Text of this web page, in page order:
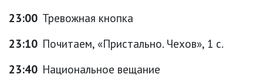
23:00 Тревожная кнопка
23:10 Почитаем, «Пристально. Чехов», 1 с.
23:40 Национальное вещание